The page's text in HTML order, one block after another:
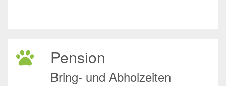
Pension
Bring- und Abholzeiten